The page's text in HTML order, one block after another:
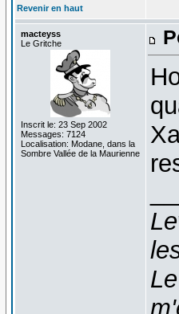
Revenir en haut
macteyss
Le Gritche
Inscrit le: 23 Sep 2002
Messages: 7124
Localisation: Modane, dans la
Sombre Vallée de la Maurienne